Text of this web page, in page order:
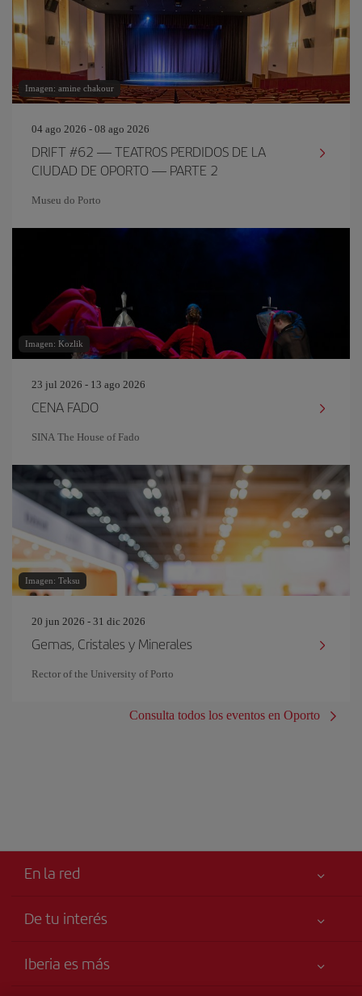
Imagen: amine chakour
04 ago 2026 - 08 ago 2026
DRIFT #62 — TEATROS PERDIDOS DE LA
CIUDAD DE OPORTO — PARTE 2
Museu do Porto
Imagen: Kozlik
23 jul 2026 - 13 ago 2026
CENA FADO
SINA The House of Fado
Imagen: Teksu
20 jun 2026 - 31 dic 2026
Gemas, Cristales y Minerales
Rector of the University of Porto
Consulta todos los eventos en Oporto
En la red
De tu interés
Accesibilidad
Iberia es más